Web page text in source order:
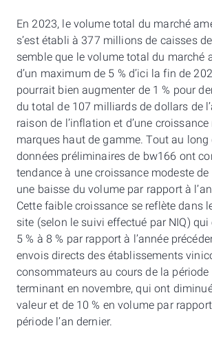
En 2023, le volume total du marché
s’est établi à 377 millions de caisses
semble que le volume total du marché
d’un maximum de 5 % d’ici la fin de
pourrait bien augmenter de 1 % pour
du total de 107 milliards de dollars de
raison de l’inflation et d’une
marques haut de gamme. Tout au long
données préliminaires de bw166 ont
tendance à une croissance modeste
une baisse du volume par rapport à
Cette faible croissance se reflète dans
site (selon le suivi effectué par NIQ)
5 % à 8 % par rapport à l’année
envois directs des établissements
consommateurs au cours de la
terminant en novembre, qui ont
valeur et de 10 % en volume par
période l’an dernier.